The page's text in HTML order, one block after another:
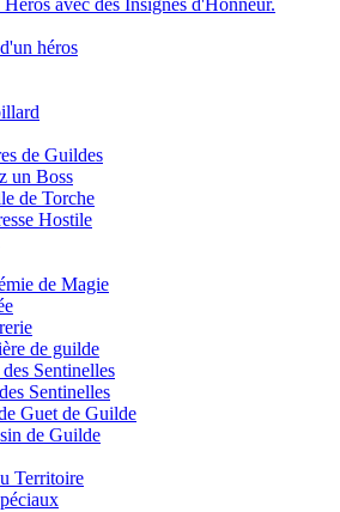
avec des Insignes d'Honneur.
héros
de Guildes
un Boss
de Torche
Hostile
de Magie
de guilde
Sentinelles
Sentinelles
Guet de Guilde
de Guilde
Territoire